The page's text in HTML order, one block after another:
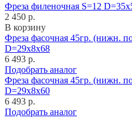
Фреза филеночная S=12
2 450 р.
В корзину
Фреза фасочная 45гр. (нижн.
D=29x8x68
6 493 р.
Подобрать аналог
Фреза фасочная 45гр. (нижн.
D=29x8x60
6 493 р.
Подобрать аналог